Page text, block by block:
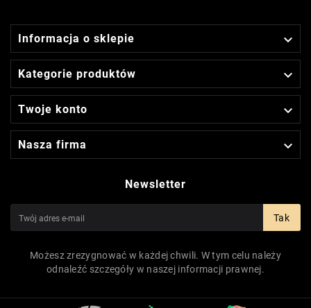
Informacja o sklepie 
Kategorie produktów 
Twoje konto 
Nasza firma 
Newsletter
Tak
Możesz zrezygnować w każdej chwili. W tym celu należy
odnaleźć szczegóły w naszej informacji prawnej.